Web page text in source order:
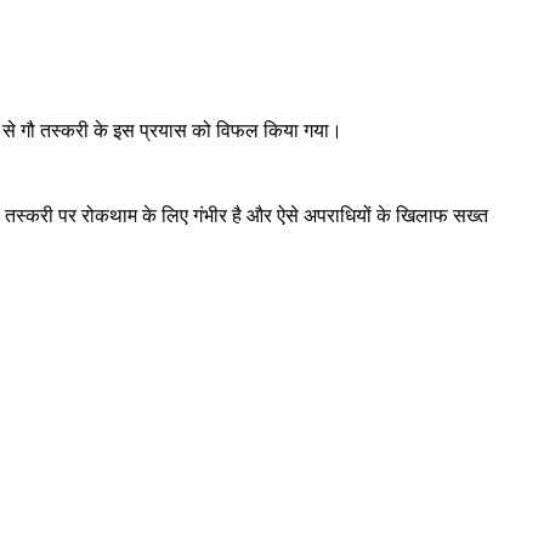
से गौ तस्करी के इस प्रयास को विफल किया गया।
तस्करी पर रोकथाम के लिए गंभीर है और ऐसे अपराधियों के खिलाफ सख्त